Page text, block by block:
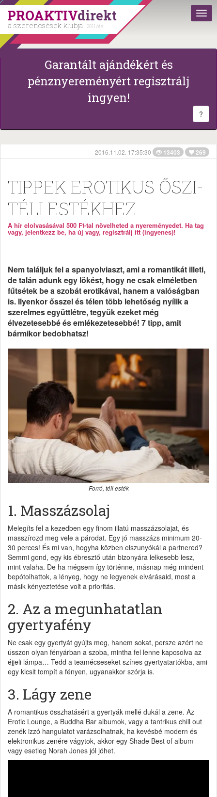
PROAKTIVdirekt
a szerencsések klubja | 2011 óta
Garantált ajándékért és
pénznyereményért regisztrálj
ingyen!
?
2016.11.02. 17:35:30 13403 269
TIPPEK EROTIKUS ŐSZI-
TÉLI ESTÉKHEZ
A hír elolvasásával 500 Ft-tal növelheted a nyereményedet. Ha tag
vagy, jelentkezz be, ha új vagy, regisztrálj itt (ingyenes)!
Nem találjuk fel a spanyolviaszt, ami a romantikát illeti,
de talán adunk egy lökést, hogy ne csak elméletben
fűtsétek be a szobát erotikával, hanem a valóságban
is. Ilyenkor ősszel és télen több lehetőség nyílik a
szerelmes együttlétre, tegyük ezeket még
élvezetesebbé és emlékezetesebbé! 7 tipp, amit
bármikor bedobhatsz!
Forró, téli esték
1. Masszázsolaj
Melegíts fel a kezedben egy finom illatú masszázsolajat, és
masszírozd meg vele a párodat. Egy jó masszázs minimum 20-
30 perces! És mi van, hogyha közben elszunyókál a partnered?
Semmi gond, egy kis ébresztő után bizonyára lelkesebb lesz,
mint valaha. De ha mégsem így történne, másnap még mindent
bepótolhattok, a lényeg, hogy ne legyenek elvárásaid, most a
másik kényeztetése volt a prioritás.
2. Az a megunhatatlan
gyertyafény
Ne csak egy gyertyát gyújts meg, hanem sokat, persze azért ne
ússzon olyan fényárban a szoba, mintha fel lenne kapcsolva az
éjjeli lámpa… Tedd a teamécseseket színes gyertyatartókba, ami
egy kicsit tompít a fényen, ugyanakkor szórja is.
3. Lágy zene
A romantikus összhatásért a gyertyák mellé dukál a zene. Az
Erotic Lounge, a Buddha Bar albumok, vagy a tantrikus chill out
zenék izzó hangulatot varázsolhatnak, ha kevésbé modern és
elektronikus zenére vágytok, akkor egy Shade Best of album
vagy esetleg Norah Jones jól jöhet.